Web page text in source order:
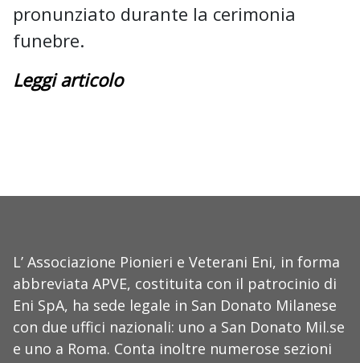
pronunziato durante la cerimonia
funebre.
Leggi articolo
L’ Associazione Pionieri e Veterani Eni, in forma
abbreviata APVE, costituita con il patrocinio di
Eni SpA, ha sede legale in San Donato Milanese
con due uffici nazionali: uno a San Donato Mil.se
e uno a Roma. Conta inoltre numerose sezioni